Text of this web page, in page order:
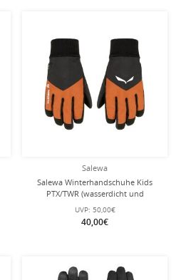
Salewa
Salewa Winterhandschuhe Kids
PTX/TWR (wasserdicht und
atmungsaktiv) schwarz/braun
Kinder
UVP: 50,00€
40,00€